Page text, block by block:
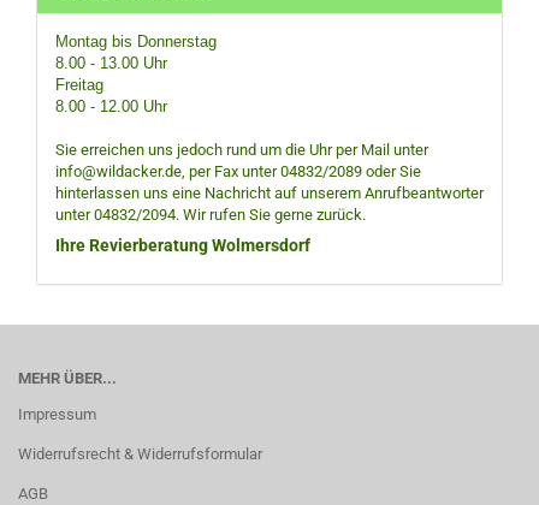
Montag bis Donnerstag
8.00 - 13.00 Uhr
Freitag
8.00 - 12.00 Uhr
Sie erreichen uns jedoch rund um die Uhr per Mail unter
info@wildacker.de, per Fax unter 04832/2089 oder Sie
hinterlassen uns eine Nachricht auf unserem Anrufbeantworter
unter 04832/2094. Wir rufen Sie gerne zurück.
Ihre Revierberatung Wolmersdorf
MEHR ÜBER...
Impressum
Widerrufsrecht & Widerrufsformular
AGB